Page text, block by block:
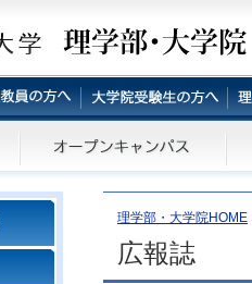
理学部・大学院HOME
広報誌